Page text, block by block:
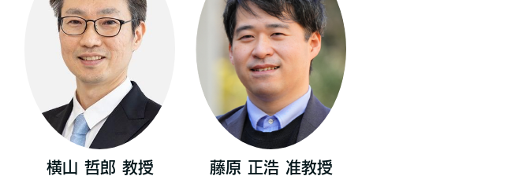
横山 哲郎 教授 藤原 正浩 准教授